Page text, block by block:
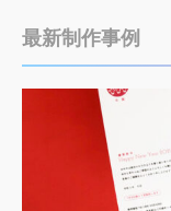
最新制作事例